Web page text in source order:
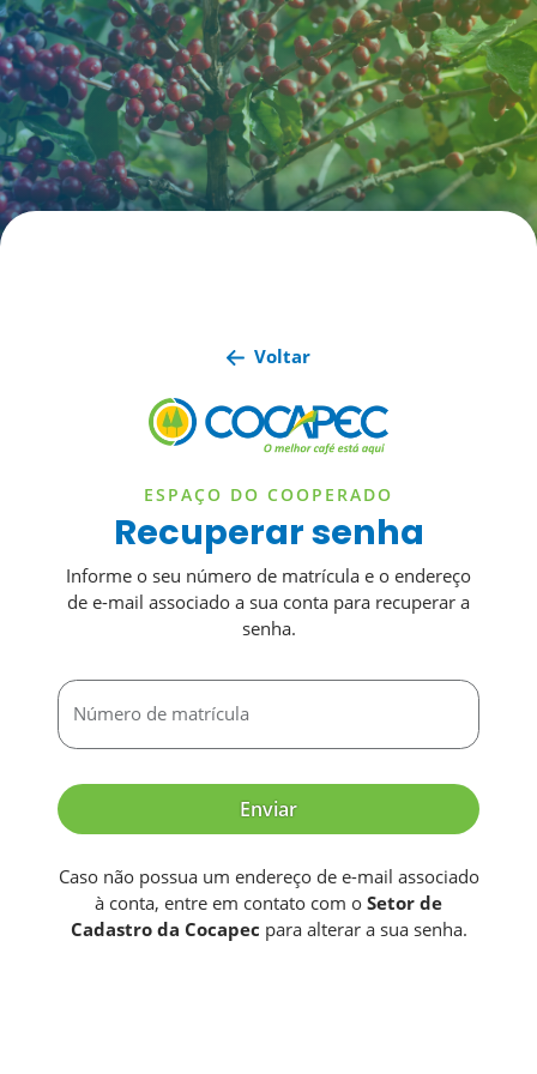
Voltar
ESPAÇO DO COOPERADO
Recuperar senha
Informe o seu número de matrícula e o endereço
de e-mail associado a sua conta para recuperar a
senha.
Número de matrícula
Enviar
Caso não possua um endereço de e-mail associado
à conta, entre em contato com o Setor de
Cadastro da Cocapec para alterar a sua senha.